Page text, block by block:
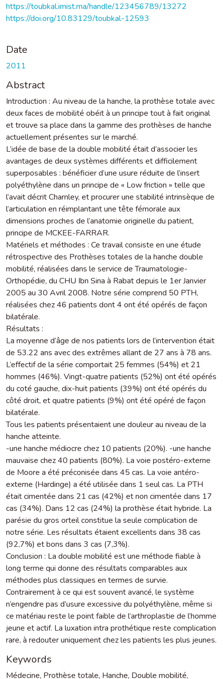
https://toubkal.imist.ma/handle/123456789/13272
https://doi.org/10.83129/toubkal-12593
Date
2011
Abstract
Introduction : Au niveau de la hanche, la prothèse totale avec
deux faces de mobilité obéit à un principe tout à fait original
et trouve sa place dans la gamme des prothèses de hanche
actuellement présentes sur le marché.
L’idée de base de la double mobilité était d’associer les
avantages de deux systèmes différents et difficilement
superposables : bénéficier d’une usure réduite de l’insert
polyéthylène dans un principe de « Low friction » telle que
l’avait décrit Charnley, et procurer une stabilité intrinsèque de
l’articulation en réimplantant une tête fémorale aux
dimensions proches de l’anatomie originelle du patient,
principe de MCKEE-FARRAR.
Matériels et méthodes : Ce travail consiste en une étude
rétrospective des Prothèses totales de la hanche double
mobilité, réalisées dans le service de Traumatologie-
Orthopédie, du CHU Ibn Sina à Rabat depuis le 1er Janvier
2005 au 30 Avril 2008. Notre série comprend 50 PTH,
réalisées chez 46 patients dont 4 ont été opérés de façon
bilatérale.
Résultats :
La moyenne d’âge de nos patients lors de l’intervention était
de 53.22 ans avec des extrêmes allant de 27 ans à 78 ans.
L’effectif de la série comportait 25 femmes (54%) et 21
hommes (46%). Vingt-quatre patients (52%) ont été opérés
du coté gauche, dix-huit patients (39%) ont été opérés du
côté droit, et quatre patients (9%) ont été opéré de façon
bilatérale.
Tous les patients présentaient une douleur au niveau de la
hanche atteinte.
-une hanche médiocre chez 10 patients (20%). -une hanche
mauvaise chez 40 patients (80%). La voie postéro-externe
de Moore a été préconisée dans 45 cas. La voie antéro-
externe (Hardinge) a été utilisée dans 1 seul cas. La PTH
était cimentée dans 21 cas (42%) et non cimentée dans 17
cas (34%). Dans 12 cas (24%) la prothèse était hybride. La
parésie du gros orteil constitue la seule complication de
notre série. Les résultats étaient excellents dans 38 cas
(92,7%) et bons dans 3 cas (7,3%).
Conclusion : La double mobilité est une méthode fiable à
long terme qui donne des résultats comparables aux
méthodes plus classiques en termes de survie.
Contrairement à ce qui est souvent avancé, le système
n’engendre pas d’usure excessive du polyéthylène, même si
ce matériau reste le point faible de l’arthroplastie de l’homme
jeune et actif. La luxation intra prothétique reste complication
rare, à redouter uniquement chez les patients les plus jeunes.
Keywords
Médecine, Prothèse totale, Hanche, Double mobilité,